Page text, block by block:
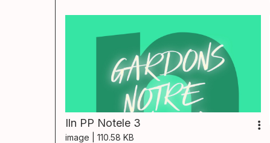
Iln PP Notele 3
image | 110.58 KB